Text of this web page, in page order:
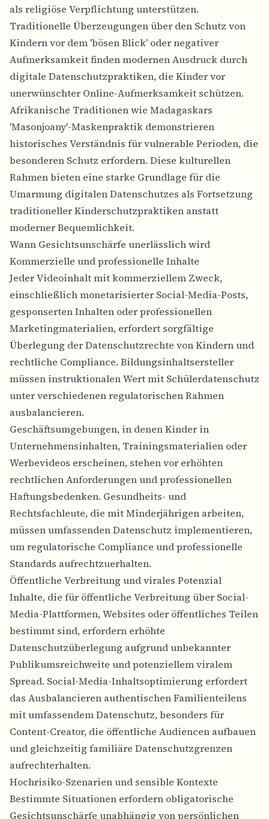
als religiöse Verpflichtung unterstützen.
Traditionelle Überzeugungen über den Schutz von
Kindern vor dem 'bösen Blick' oder negativer
Aufmerksamkeit finden modernen Ausdruck durch
digitale Datenschutzpraktiken, die Kinder vor
unerwünschter Online-Aufmerksamkeit schützen.
Afrikanische Traditionen wie Madagaskars
'Masonjoany'-Maskenpraktik demonstrieren
historisches Verständnis für vulnerable Perioden, die
besonderen Schutz erfordern. Diese kulturellen
Rahmen bieten eine starke Grundlage für die
Umarmung digitalen Datenschutzes als Fortsetzung
traditioneller Kinderschutzpraktiken anstatt
moderner Bequemlichkeit.
Wann Gesichtsunschärfe unerlässlich wird
Kommerzielle und professionelle Inhalte
Jeder Videoinhalt mit kommerziellem Zweck,
einschließlich monetarisierter Social-Media-Posts,
gesponserten Inhalten oder professionellen
Marketingmaterialien, erfordert sorgfältige
Überlegung der Datenschutzrechte von Kindern und
rechtliche Compliance. Bildungsinhaltsersteller
müssen instruktionalen Wert mit Schülerdatenschutz
unter verschiedenen regulatorischen Rahmen
ausbalancieren.
Geschäftsumgebungen, in denen Kinder in
Unternehmensinhalten, Trainingsmaterialien oder
Werbevideos erscheinen, stehen vor erhöhten
rechtlichen Anforderungen und professionellen
Haftungsbedenken. Gesundheits- und
Rechtsfachleute, die mit Minderjährigen arbeiten,
müssen umfassenden Datenschutz implementieren,
um regulatorische Compliance und professionelle
Standards aufrechtzuerhalten.
Öffentliche Verbreitung und virales Potenzial
Inhalte, die für öffentliche Verbreitung über Social-
Media-Plattformen, Websites oder öffentliches Teilen
bestimmt sind, erfordern erhöhte
Datenschutzüberlegung aufgrund unbekannter
Publikumsreichweite und potenziellem viralem
Spread. Social-Media-Inhaltsoptimierung erfordert
das Ausbalancieren authentischen Familienteilens
mit umfassendem Datenschutz, besonders für
Content-Creator, die öffentliche Audiencen aufbauen
und gleichzeitig familiäre Datenschutzgrenzen
aufrechterhalten.
Hochrisiko-Szenarien und sensible Kontexte
Bestimmte Situationen erfordern obligatorische
Gesichtsunschärfe unabhängig von persönlichen